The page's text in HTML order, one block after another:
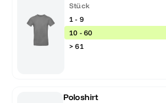
Stück
1 - 9
10 - 60
> 61
Poloshirt